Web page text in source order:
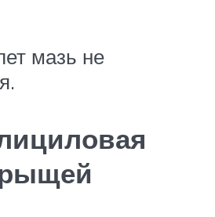
мазь не